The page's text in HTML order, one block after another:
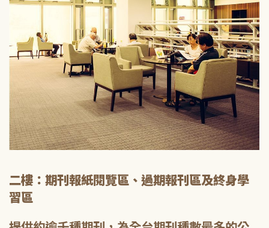
二樓：期刊報紙閱覽區、過期報刊區及終身學
習區